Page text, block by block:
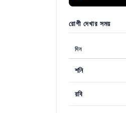
রোগী দেখার সময়
দিন
শনি
রবি